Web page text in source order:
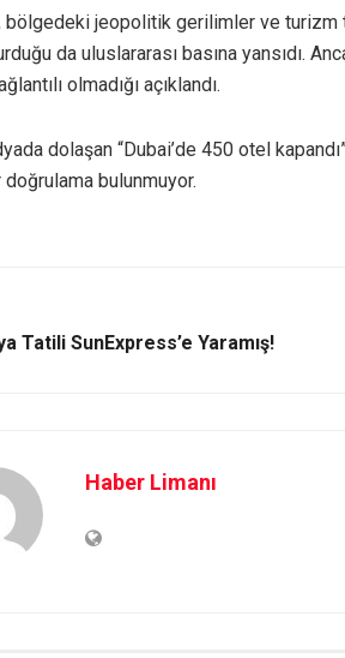
bölgedeki jeopolitik gerilimler ve
da uluslararası basına yansıdı.
olmadığı açıklandı.
dolaşan “Dubai’de 450 otel
bulunmuyor.
Tatili SunExpress’e Yaramış!
Haber Limanı